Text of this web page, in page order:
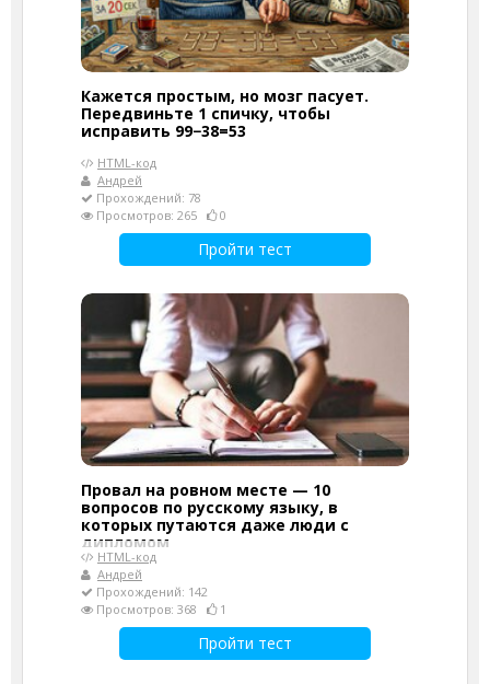
Кажется простым, но мозг пасует.
Передвиньте 1 спичку, чтобы
исправить 99−38=53
HTML-код
Андрей
Прохождений: 78
Просмотров: 265
0
Пройти тест
Провал на ровном месте — 10
вопросов по русскому языку, в
которых путаются даже люди с
дипломом
HTML-код
Андрей
Прохождений: 142
Просмотров: 368
1
Пройти тест